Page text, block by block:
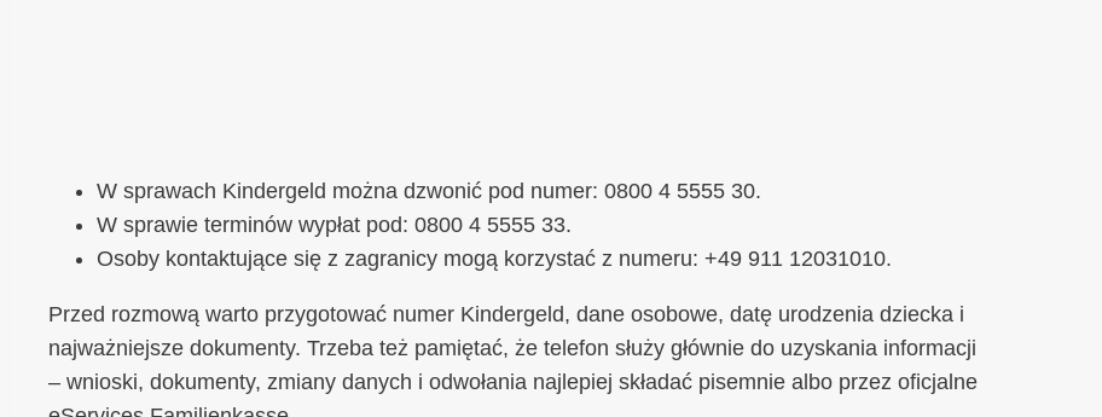
W sprawach Kindergeld można dzwonić pod numer: 0800 4 5555 30.
W sprawie terminów wypłat pod: 0800 4 5555 33.
Osoby kontaktujące się z zagranicy mogą korzystać z numeru: +49 911 12031010.
Przed rozmową warto przygotować numer Kindergeld, dane osobowe, datę urodzenia dziecka i
najważniejsze dokumenty. Trzeba też pamiętać, że telefon służy głównie do uzyskania informacji
– wnioski, dokumenty, zmiany danych i odwołania najlepiej składać pisemnie albo przez oficjalne